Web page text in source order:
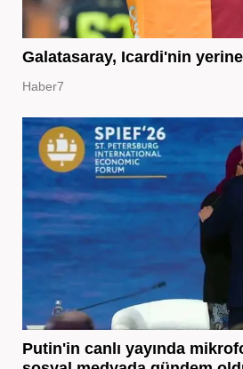
Galatasaray, Icardi'nin
Haber7
Putin'in canlı yayında